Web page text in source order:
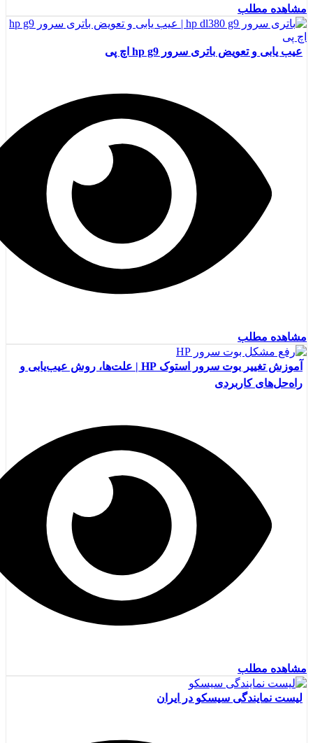
مشاهده مطلب
عیب یابی و تعویض باتری سرور hp g9 اچ پی
مشاهده مطلب
آموزش تغییر بوت سرور استوک HP | علت‌ها، روش عیب‌یابی و
راه‌حل‌های کاربردی
مشاهده مطلب
لیست نمایندگی سیسکو در ایران